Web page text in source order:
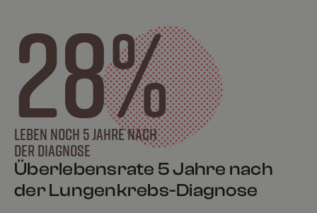
28%
leben noch 5 Jahre nach
der Diagnose
Überlebensrate 5 Jahre nach
der Lungenkrebs-Diagnose